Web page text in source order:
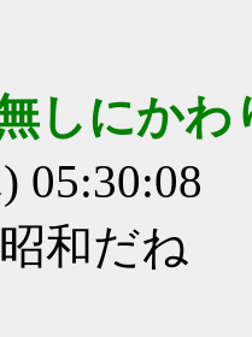
しにか
05:30:08
和だね